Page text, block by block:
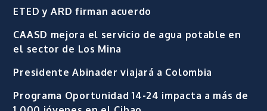
ETED y ARD firman acuerdo
CAASD mejora el servicio de agua potable en
el sector de Los Mina
Presidente Abinader viajará a Colombia
Programa Oportunidad 14-24 impacta a más de